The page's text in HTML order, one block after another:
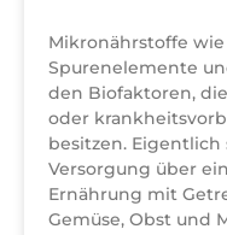
Mikronährstoffe
Spurenelemente
den Biofaktoren,
oder
besitzen.
Versorgung über
Ernährung mit
Gemüse, Obst und